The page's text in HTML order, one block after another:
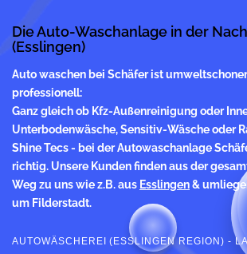
Die Auto-Waschanlage in der
(Esslingen)
Auto waschen bei Schäfer ist
professionell:
Ganz gleich ob Kfz-Außenreinigung oder
Unterbodenwäsche, Sensitiv-Wäsche oder
Shine Tecs - bei der Autowaschanlage
richtig. Unsere Kunden finden aus der
Weg zu uns wie z.B. aus Esslingen&
um Filderstadt.
AUTOWÄSCHEREI (ESSLINGEN REGION) -